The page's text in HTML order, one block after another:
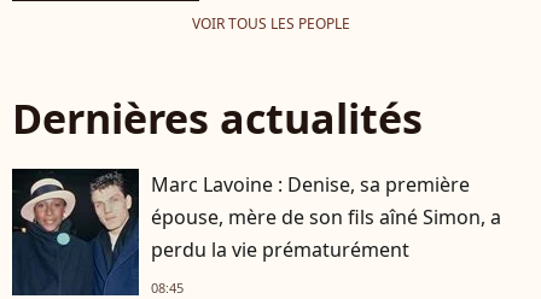
VOIR TOUS LES PEOPLE
Dernières actualités
Marc Lavoine : Denise, sa première
épouse, mère de son fils aîné Simon, a
perdu la vie prématurément
08:45